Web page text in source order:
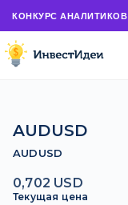
КОНКУРС АНАЛИТИКОВ
AUDUSD
AUDUSD
0,702 USD
Текущая цена